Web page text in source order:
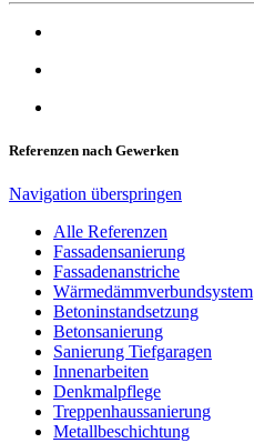
Referenzen nach Gewerken
Navigation überspringen
Alle Referenzen
Fassadensanierung
Fassadenanstriche
Wärmedämmverbundsystem
Betoninstandsetzung
Betonsanierung
Sanierung Tiefgaragen
Innenarbeiten
Denkmalpflege
Treppenhaussanierung
Metallbeschichtung